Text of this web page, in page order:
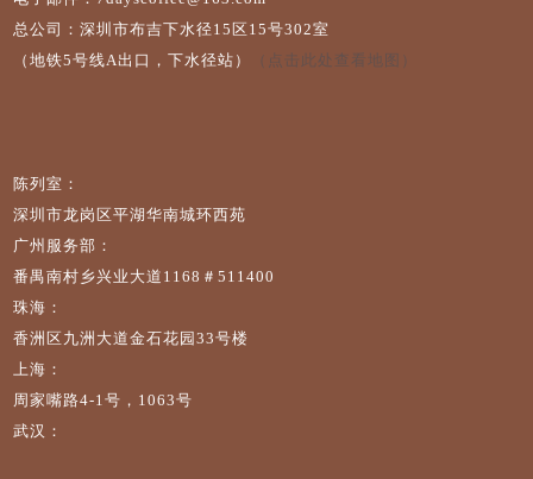
总公司：深圳市布吉下水径15区15号302室
（地铁5号线A出口，下水径站）
（点击此处查看地图）
陈列室：
深圳市龙岗区平湖华南城环西苑
广州服务部：
番禺南村乡兴业大道1168＃511400
珠海：
香洲区九洲大道金石花园33号楼
上海：
周家嘴路4-1号，1063号
武汉：